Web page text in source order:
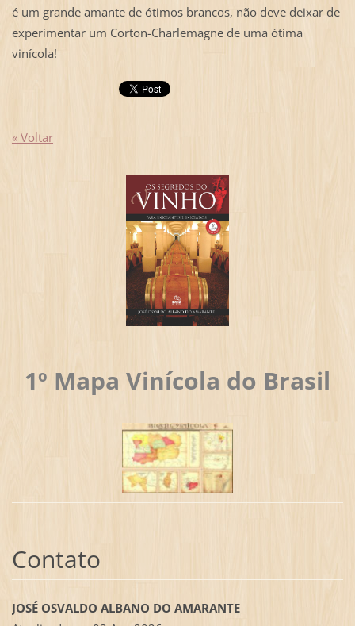
é um grande amante de ótimos brancos, não deve deixar de
experimentar um Corton-Charlemagne de uma ótima
vinícola!
« Voltar
1º Mapa Vinícola do Brasil
Contato
JOSÉ OSVALDO ALBANO DO AMARANTE